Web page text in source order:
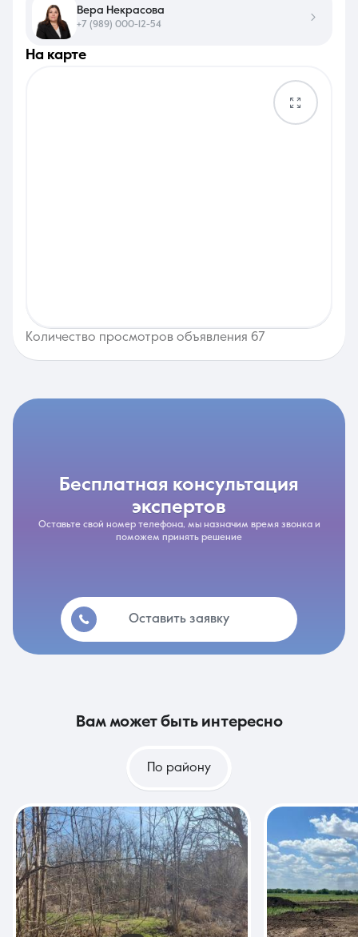
на карте
Количество просмотров объявления 67
Вера Некрасова
+7 (989) 000-12-54
бесплатная консультация
экспертов
Оставьте свой номер телефона, мы назначим время звонка и
поможем принять решение
Оставить заявку
вам может быть интересно
По району